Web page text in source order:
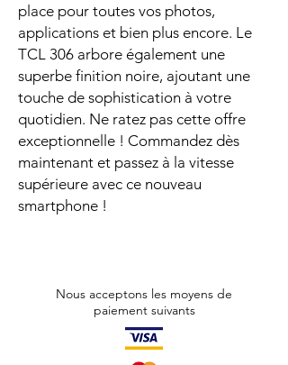
place pour toutes vos photos,
applications et bien plus encore. Le
TCL 306 arbore également une
superbe finition noire, ajoutant une
touche de sophistication à votre
quotidien. Ne ratez pas cette offre
exceptionnelle ! Commandez dès
maintenant et passez à la vitesse
supérieure avec ce nouveau
smartphone !
Nous acceptons les moyens de
paiement suivants